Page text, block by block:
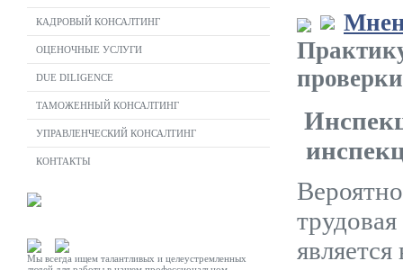
КАДРОВЫЙ КОНСАЛТИНГ
ОЦЕНОЧНЫЕ УСЛУГИ
DUE DILIGENCE
ТАМОЖЕННЫЙ КОНСАЛТИНГ
УПРАВЛЕНЧЕСКИЙ КОНСАЛТИНГ
КОНТАКТЫ
Мы всегда ищем талантливых и целеустремленных